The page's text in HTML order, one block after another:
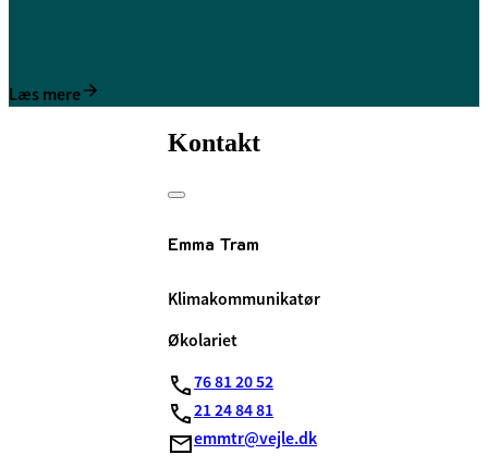
Læs mere
Kontakt
Emma Tram
Klimakommunikatør
Økolariet
76 81 20 52
21 24 84 81
emmtr@vejle.dk